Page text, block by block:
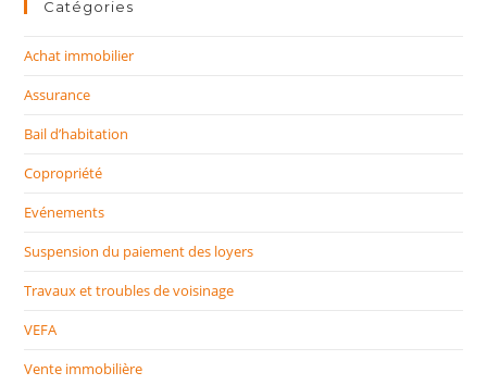
Catégories
Achat immobilier
Assurance
Bail d’habitation
Copropriété
Evénements
Suspension du paiement des loyers
Travaux et troubles de voisinage
VEFA
Vente immobilière